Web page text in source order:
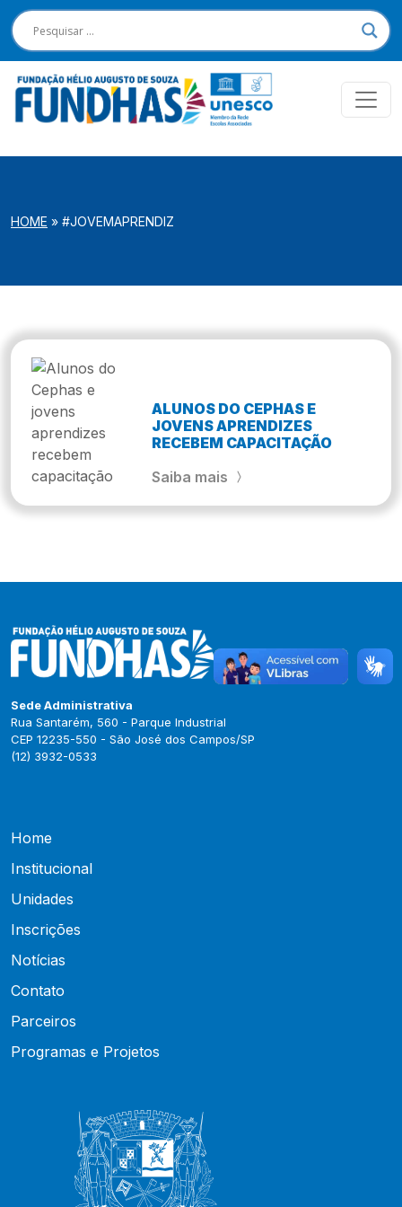
HOME » #JOVEMAPRENDIZ
ALUNOS DO CEPHAS E
JOVENS APRENDIZES
RECEBEM CAPACITAÇÃO
Saiba mais
Sede Administrativa
Rua Santarém, 560 - Parque Industrial
CEP 12235-550 - São José dos Campos/SP
(12) 3932-0533
Home
Institucional
Unidades
Inscrições
Notícias
Contato
Parceiros
Programas e Projetos